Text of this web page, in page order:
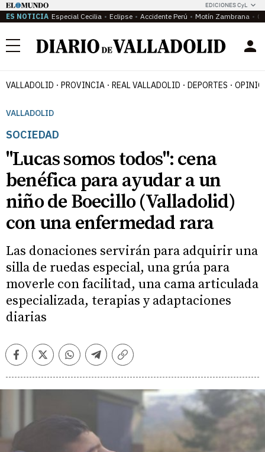
EDICIONES CyL
ES NOTICIA Especial Cecilia Eclipse Accidente Perú Motín Zambrana
Menú
VALLADOLID PROVINCIA REAL VALLADOLID DEPORTES
VALLADOLID
SOCIEDAD
"Lucas somos todos": cena
benéfica para ayudar a un
niño de Boecillo (Valladolid)
con una enfermedad rara
Las donaciones servirán para adquirir u­na
silla de ruedas especial, una grúa para
moverle con facilitad, una cama articulada
especializada, terapias y adaptaciones
diarias
FacebookTwitterWhatsappTelegramCopiar